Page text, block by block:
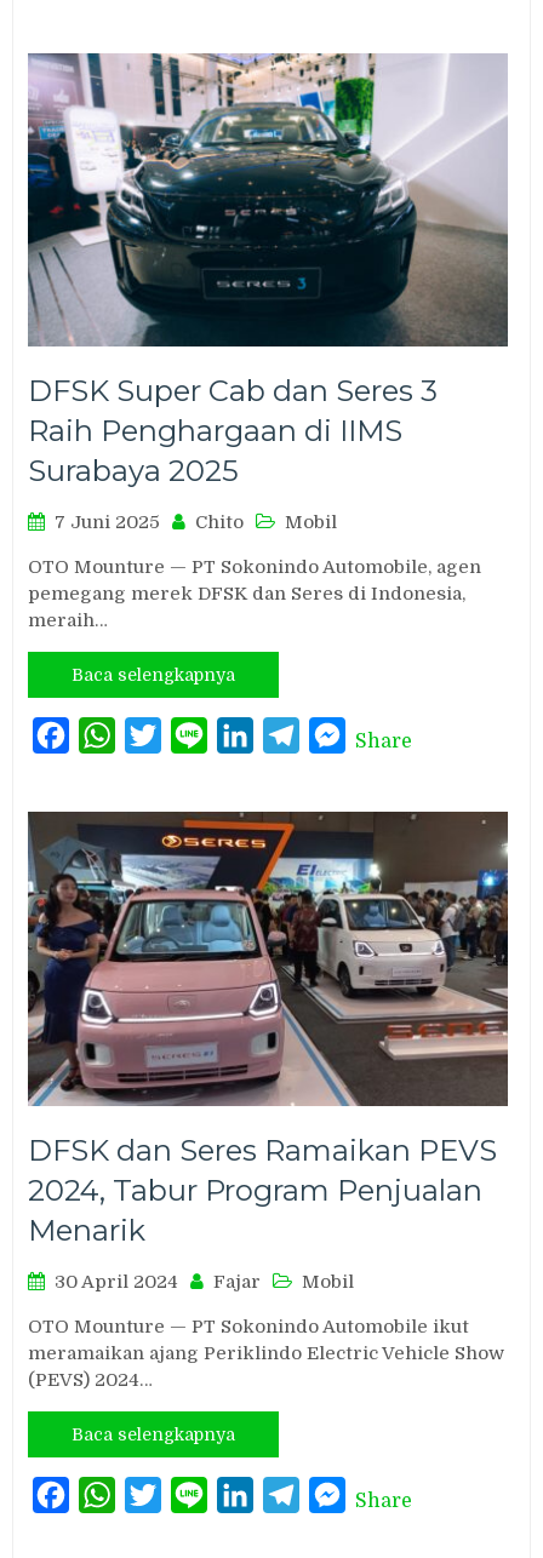
DFSK Super Cab dan Seres 3
Raih Penghargaan di IIMS
Surabaya 2025
7 Juni 2025 Chito Mobil
OTO Mounture — PT Sokonindo Automobile, agen
pemegang merek DFSK dan Seres di Indonesia,
meraih…
Baca selengkapnya
FacebookWhatsAppTwitterLine LinkedInTelegramMessenger
Share
DFSK dan Seres Ramaikan PEVS
2024, Tabur Program Penjualan
Menarik
30 April 2024 Fajar Mobil
OTO Mounture — PT Sokonindo Automobile ikut
meramaikan ajang Periklindo Electric Vehicle Show
(PEVS) 2024…
Baca selengkapnya
FacebookWhatsAppTwitterLine LinkedInTelegramMessenger
Share